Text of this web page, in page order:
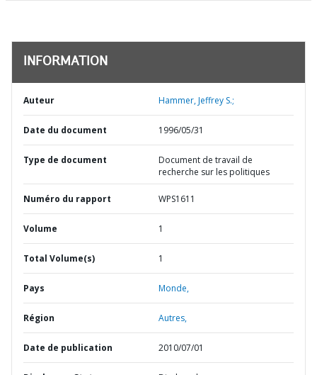
INFORMATION
Auteur Hammer, Jeffrey S.;
Date du document 1996/05/31
Type de document
Document de travail de
recherche sur les politiques
Numéro du rapport WPS1611
Volume 1
Total Volume(s) 1
Pays Monde,
Région Autres,
Date de publication 2010/07/01